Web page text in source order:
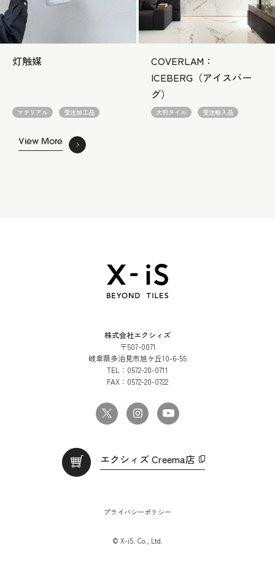
灯触媒
マテリアル 受注加工品
COVERLAM：
ICEBERG（アイスバー
グ）
大判タイル 受注輸入品
View More
株式会社エクシィズ
〒507-0071
岐阜県多治見市旭ケ丘10-6-55
TEL： 0572-20-0711
FAX： 0572-20-0722
エクシィズ Creema店
プライバシーポリシー
© X-iS. Co., Ltd.